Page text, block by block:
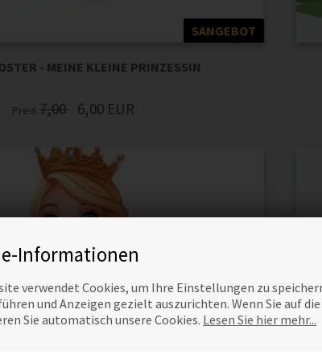
Informationen
verwendet Cookies, um Ihre Einstellungen zu
und Anzeigen gezielt auszurichten. Wenn Sie auf
Sie automatisch unsere Cookies. Lesen Sie hier mehr...
SANGEBOT
- MEINE KLEINE PRINZESSIN
Preis7,00 6,00 EUR